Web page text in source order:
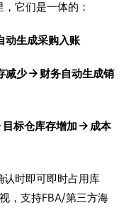
它们是一体的：
动生成采购入账
减少 → 财务自动生成销
标仓库存增加 → 成本
时即可即时占用库
，支持FBA/第三方海